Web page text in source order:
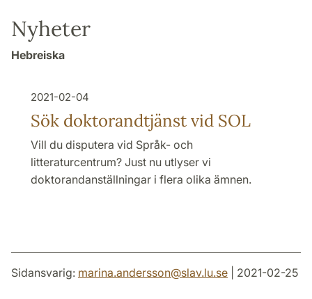
Nyheter
Hebreiska
2021-02-04
Sök doktorand­tjänst vid SOL
Vill du disputera vid Språk- och
litteraturcentrum? Just nu utlyser vi
doktorandanställningar i flera olika ämnen.
Sidansvarig: marina.andersson@slav.lu.se | 2021-02-25